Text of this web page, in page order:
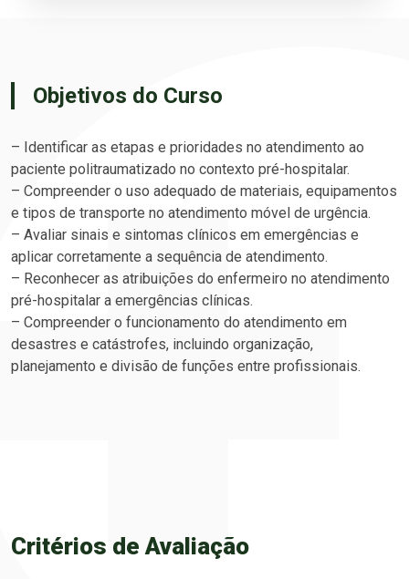
Objetivos do Curso
– Identificar as etapas e prioridades no atendimento ao
paciente politraumatizado no contexto pré-hospitalar.
– Compreender o uso adequado de materiais, equipamentos
e tipos de transporte no atendimento móvel de urgência.
– Avaliar sinais e sintomas clínicos em emergências e
aplicar corretamente a sequência de atendimento.
– Reconhecer as atribuições do enfermeiro no atendimento
pré-hospitalar a emergências clínicas.
– Compreender o funcionamento do atendimento em
desastres e catástrofes, incluindo organização,
planejamento e divisão de funções entre profissionais.
Critérios de Avaliação